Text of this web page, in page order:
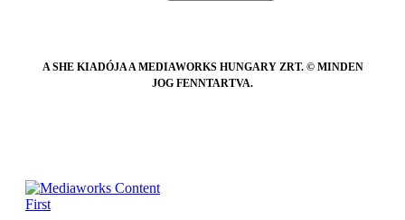
A SHE KIADÓJA A MEDIAWORKS HUNGARY ZRT. © MINDEN
JOG FENNTARTVA.